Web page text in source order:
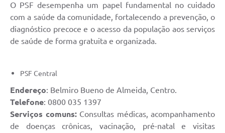
O PSF desempenha um papel fundamental no cuidado
com a saúde da comunidade, fortalecendo a prevenção, o
diagnóstico precoce e o acesso da população aos serviços
de saúde de forma gratuita e organizada.
PSF Central
Endereço: Belmiro Bueno de Almeida, Centro.
Telefone: 0800 035 1397
Serviços comuns:Consultas médicas, acompanhamento
de doenças crônicas, vacinação, pré-natal e visitas